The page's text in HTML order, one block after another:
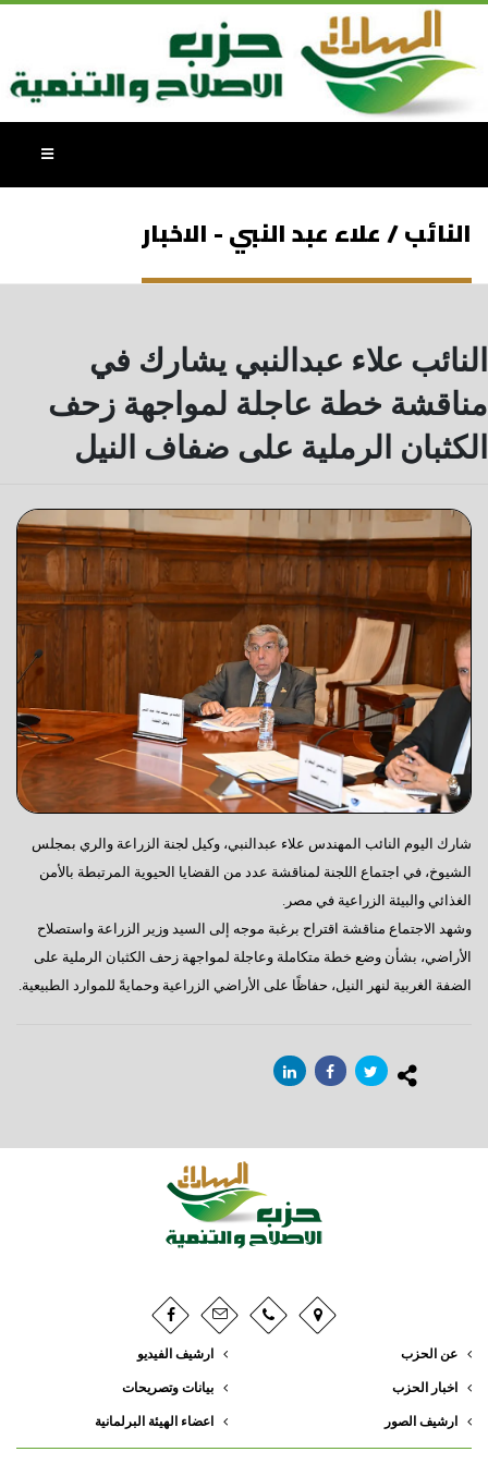
النائب / علاء عبد النبي - الاخبار
النائب علاء عبدالنبي يشارك في
مناقشة خطة عاجلة لمواجهة زحف
الكثبان الرملية على ضفاف النيل
شارك اليوم النائب المهندس علاء عبدالنبي، وكيل لجنة الزراعة والري بمجلس
الشيوخ، في اجتماع اللجنة لمناقشة عدد من القضايا الحيوية المرتبطة بالأمن
الغذائي والبيئة الزراعية في مصر.
وشهد الاجتماع مناقشة اقتراح برغبة موجه إلى السيد وزير الزراعة واستصلاح
الأراضي، بشأن وضع خطة متكاملة وعاجلة لمواجهة زحف الكثبان الرملية على
الضفة الغربية لنهر النيل، حفاظًا على الأراضي الزراعية وحمايةً للموارد الطبيعية.
عن الحزب
اخبار الحزب
ارشيف الصور
ارشيف الفيديو
بيانات وتصريحات
اعضاء الهيئة البرلمانية